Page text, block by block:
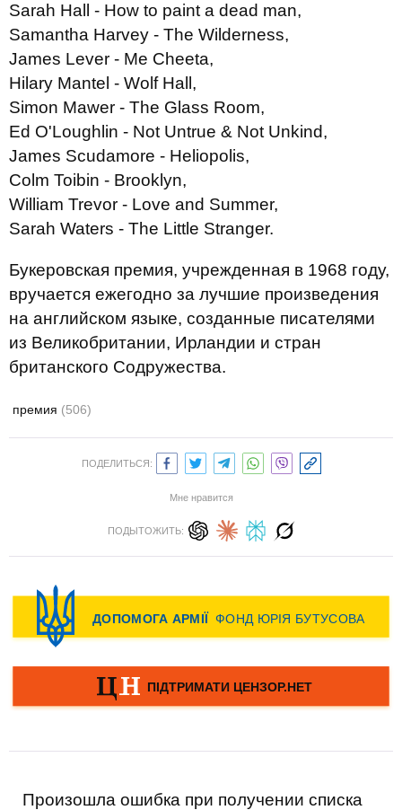
Sarah Hall - How to paint a dead man,
Samantha Harvey - The Wilderness,
James Lever - Me Cheeta,
Hilary Mantel - Wolf Hall,
Simon Mawer - The Glass Room,
Ed O'Loughlin - Not Untrue & Not Unkind,
James Scudamore - Heliopolis,
Colm Toibin - Brooklyn,
William Trevor - Love and Summer,
Sarah Waters - The Little Stranger.
Букеровская премия, учрежденная в 1968 году,
вручается ежегодно за лучшие произведения
на английском языке, созданные писателями
из Великобритании, Ирландии и стран
британского Содружества.
премия (506)
ПОДЕЛИТЬСЯ:
Мне нравится
ПОДЫТОЖИТЬ:
Произошла ошибка при получении списка